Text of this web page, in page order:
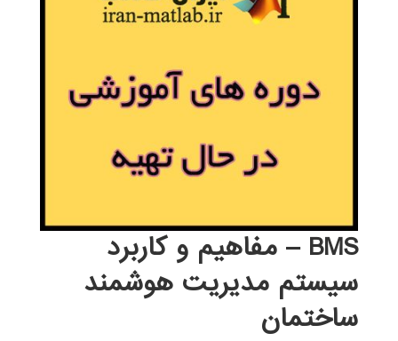
BMS – مفاهیم و کاربرد
سیستم مدیریت هوشمند
ساختمان